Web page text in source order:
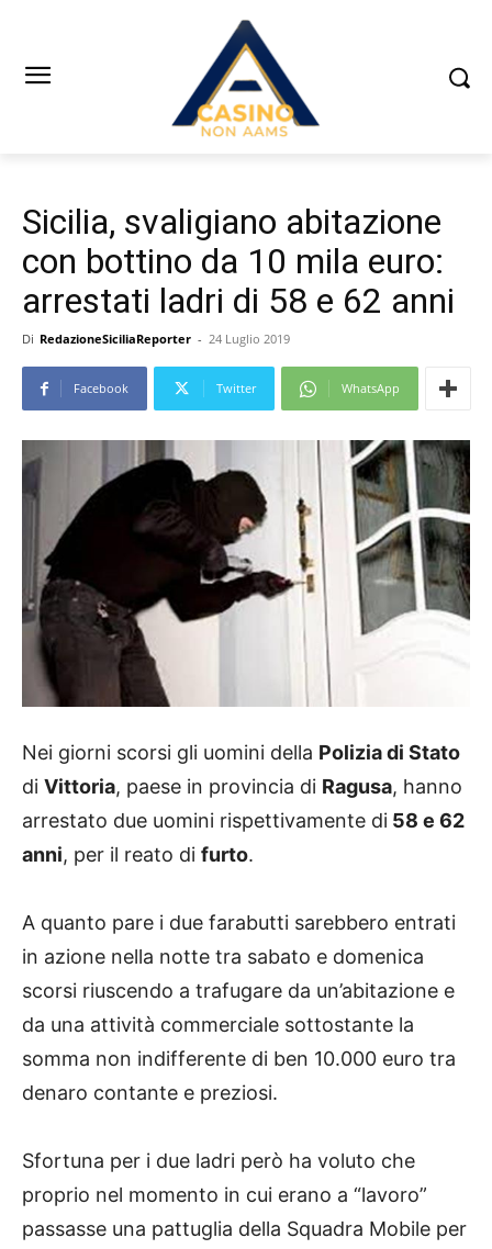
Sicilia, svaligiano abitazione
con bottino da 10 mila euro:
arrestati ladri di 58 e 62 anni
Di RedazioneSiciliaReporter - 24 Luglio 2019
Facebook Twitter WhatsApp
Nei giorni scorsi gli uomini della Polizia di Stato
di Vittoria, paese in provincia di Ragusa, hanno
arrestato due uomini rispettivamente di 58 e 62
anni, per il reato di furto.
A quanto pare i due farabutti sarebbero entrati
in azione nella notte tra sabato e domenica
scorsi riuscendo a trafugare da un’abitazione e
da una attività commerciale sottostante la
somma non indifferente di ben 10.000 euro tra
denaro contante e preziosi.
Sfortuna per i due ladri però ha voluto che
proprio nel momento in cui erano a “lavoro”
passasse una pattuglia della Squadra Mobile per